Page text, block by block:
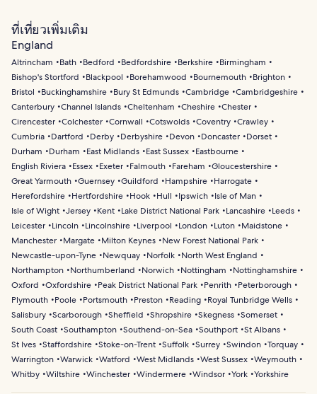
ที่เที่ยวเพิ่มเติม
England
Altrincham Bath Bedford Bedfordshire Berkshire
Birmingham
Bishop's Stortford
Blackpool Borehamwood Bournemouth
Brighton
Bristol
Buckinghamshire Bury St Edmunds Cambridge Cambridgeshire
Canterbury Channel Islands Cheltenham Cheshire Chester
Cirencester Colchester Cornwall Cotswolds Coventry Crawley
Cumbria
Dartford Derby Derbyshire Devon Doncaster
Dorset
Durham
Durham East Midlands East Sussex
Eastbourne
English Riviera
Essex Exeter Falmouth Fareham
Gloucestershire
Great Yarmouth Guernsey Guildford Hampshire
Harrogate
Herefordshire
Hertfordshire Hook Hull Ipswich
Isle of Man
Isle of Wight Jersey Kent Lake District National Park Lancashire
Leeds
Leicester
Lincoln Lincolnshire Liverpool London Luton
Maidstone
Manchester
Margate Milton Keynes
New Forest National Park
Newcastle-upon-Tyne
Newquay Norfolk
North West England
Northampton
Northumberland Norwich Nottingham
Nottinghamshire
Oxford
Oxfordshire Peak District National Park Penrith
Peterborough
Plymouth
Poole Portsmouth Preston Reading
Royal Tunbridge Wells
Salisbury Scarborough Sheffield Shropshire Skegness Somerset
South Coast Southampton Southend-on-Sea Southport St Albans
St Ives Staffordshire Stoke-on-Trent Suffolk Surrey Swindon Torquay
Warrington Warwick Watford West Midlands West Sussex Weymouth
Whitby Wiltshire Winchester Windermere Windsor York Yorkshire